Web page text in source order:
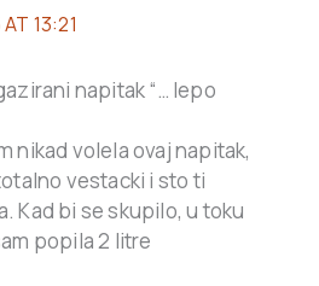
13:21
napitak “… lepo
nikad volela ovaj napitak,
vestacki i sto ti
Kad bi se skupilo, u toku
popila 2 litre